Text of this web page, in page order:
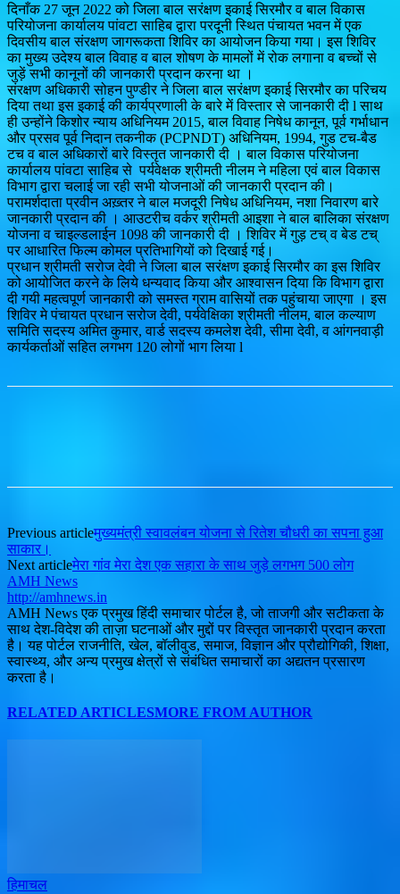
दिनाँक 27 जून 2022 को जिला बाल सरंक्षण इकाई सिरमौर व बाल विकास
परियोजना कार्यालय पांवटा साहिब द्वारा परदूनी स्थित पंचायत भवन में एक
दिवसीय बाल संरक्षण जागरूकता शिविर का आयोजन किया गया। इस शिविर
का मुख्य उदेश्य बाल विवाह व बाल शोषण के मामलों में रोक लगाना व बच्चों से
जुड़ें सभी कानूनों की जानकारी प्रदान करना था ।
संरक्षण अधिकारी सोहन पुण्डीर ने जिला बाल सरंक्षण इकाई सिरमौर का परिचय
दिया तथा इस इकाई की कार्यप्रणाली के बारे में विस्तार से जानकारी दी l साथ
ही उन्होंने किशोर न्याय अधिनियम 2015, बाल विवाह निषेध कानून, पूर्व गर्भाधान
और प्रसव पूर्व निदान तकनीक (PCPNDT) अधिनियम, 1994, गुड टच-बैड
टच व बाल अधिकारों बारे विस्तृत जानकारी दी । बाल विकास परियोजना
कार्यालय पांवटा साहिब से पर्यवेक्षक श्रीमती नीलम ने महिला एवं बाल विकास
विभाग द्वारा चलाई जा रही सभी योजनाओं की जानकारी प्रदान की।
परामर्शदाता प्रवीन अख़्तर ने बाल मजदूरी निषेध अधिनियम, नशा निवारण बारे
जानकारी प्रदान की । आउटरीच वर्कर श्रीमती आइशा ने बाल बालिका संरक्षण
योजना व चाइल्‍डलाईन 1098 की जानकारी दी । शिविर में गुड़ टच् व बेड टच्
पर आधारित फिल्म कोमल प्रतिभागियों को दिखाई गई।
प्रधान श्रीमती सरोज देवी ने जिला बाल सरंक्षण इकाई सिरमौर का इस शिविर
को आयोजित करने के लिये धन्यवाद किया और आश्वासन दिया कि विभाग द्वारा
दी गयी महत्वपूर्ण जानकारी को समस्त ग्राम वासियों तक पहुंचाया जाएगा । इस
शिविर मे पंचायत प्रधान सरोज देवी, पर्यवेक्षिका श्रीमती नीलम, बाल कल्याण
समिति सदस्य अमित कुमार, वार्ड सदस्य कमलेश देवी, सीमा देवी, व आंगनवाड़ी
कार्यकर्ताओं सहित लगभग 120 लोगों भाग लिया l
Previous articleमुख्यमंत्री स्वावलंबन योजना से रितेश चौधरी का सपना हुआ
साकार।
Next articleमेरा गांव मेरा देश एक सहारा के साथ जुड़े लगभग 500 लोग
AMH News
http://amhnews.in
AMH News एक प्रमुख हिंदी समाचार पोर्टल है, जो ताजगी और सटीकता के
साथ देश-विदेश की ताज़ा घटनाओं और मुद्दों पर विस्तृत जानकारी प्रदान करता
है। यह पोर्टल राजनीति, खेल, बॉलीवुड, समाज, विज्ञान और प्रौद्योगिकी, शिक्षा,
स्वास्थ्य, और अन्य प्रमुख क्षेत्रों से संबंधित समाचारों का अद्यतन प्रसारण
करता है।
RELATED ARTICLESMORE FROM AUTHOR
हिमाचल